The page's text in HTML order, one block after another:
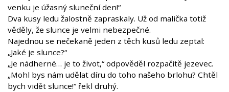
venku je úžasný sluneční den!“
Dva kusy ledu žalostně zapraskaly. Už od malička totiž
věděly, že slunce je velmi nebezpečné.
Najednou se nečekaně jeden z těch kusů ledu zeptal:
„Jaké je slunce?“
„Je nádherné… je to život,“ odpověděl rozpačitě jezevec.
„Mohl bys nám udělat díru do toho našeho brlohu? Chtěl
bych vidět slunce!“ řekl druhý.